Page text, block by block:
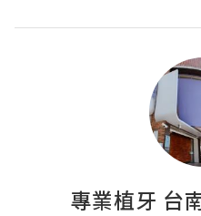
專業植牙 台